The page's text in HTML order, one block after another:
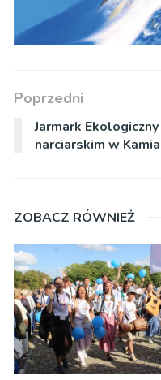
Poprzedni
Jarmark
narciarskim w
ZOBACZ RÓWNIEŻ